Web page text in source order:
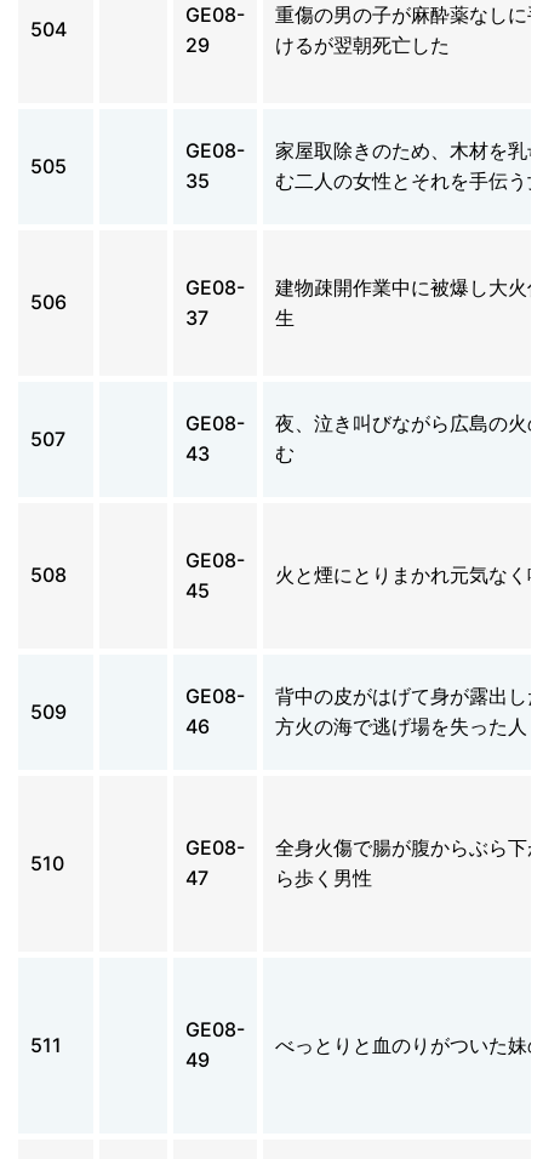
504
GE08-
29
重傷の男の子が麻酔薬なしに
けるが翌朝死亡した
505
GE08-
35
家屋取除きのため、木材を乳
む二人の女性とそれを手伝う
506
GE08-
37
建物疎開作業中に被爆し大火
生
507
GE08-
43
夜、泣き叫びながら広島の火
む
508
GE08-
45
火と煙にとりまかれ元気なく
509
GE08-
46
背中の皮がはげて身が露出し
方火の海で逃げ場を失った人
510
GE08-
47
全身火傷で腸が腹からぶら下
ら歩く男性
511
GE08-
49
べっとりと血のりがついた妹